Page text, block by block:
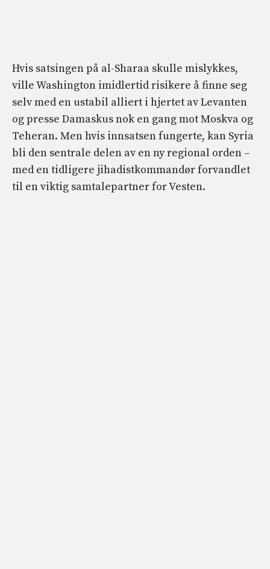
Hvis satsingen på al-Sharaa skulle mislykkes,
ville Washington imidlertid risikere å finne seg
selv med en ustabil alliert i hjertet av Levanten
og presse Damaskus nok en gang mot Moskva og
Teheran. Men hvis innsatsen fungerte, kan Syria
bli den sentrale delen av en ny regional orden –
med en tidligere jihadistkommandør forvandlet
til en viktig samtalepartner for Vesten.